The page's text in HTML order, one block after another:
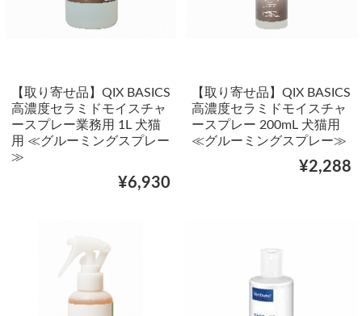
【取り寄せ品】QIX BASICS
高濃度セラミドモイスチャ
ースプレー業務用 1L 犬猫
用 ≪グルーミングスプレー
≫
¥6,930
【取り寄せ品】QIX BASICS
高濃度セラミドモイスチャ
ースプレー 200mL 犬猫用
≪グルーミングスプレー≫
¥2,288